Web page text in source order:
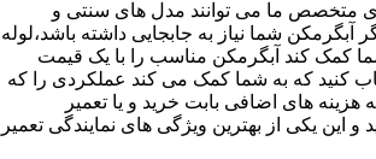
متخصص ما می توانند مدل های سنتی و
آبگرمکن شما نیاز به جابجایی داشته باشد،لوله
کمک کند آبگرمکن مناسب را با یک قیمت
کنید که به شما کمک می کند عملکردی را که
هزینه های اضافی بابت خرید و یا تعمیر
و این یکی از بهترین ویژگی های نمایندگی تعمیر